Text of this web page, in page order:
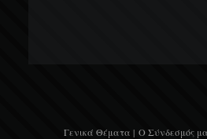
Γενικά Θέματα | Ο Σύνδεσμός